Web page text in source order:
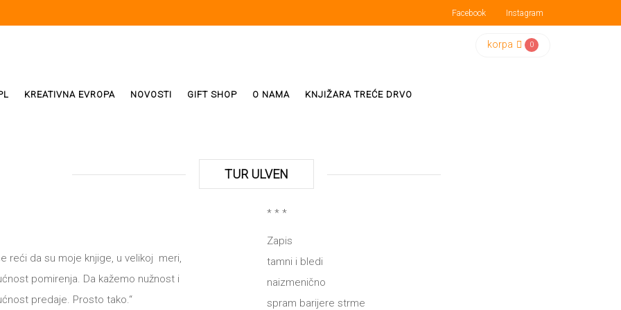
Facebook Instagram
korpa 0
KREATIVNA EVROPA NOVOSTI GIFT SHOP O NAMA KNJIŽARA TREĆE DRVO
TUR ULVEN
reći da su moje knjige, u velikoj meri,
pomirenja. Da kažemo nužnost i
predaje. Prosto tako.“
* * *
Zapis
tamni i bledi
naizmenično
spram barijere strme